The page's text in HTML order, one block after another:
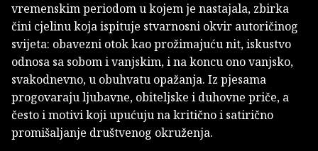
vremenskim periodom u kojem je nastajala, zbirka
čini cjelinu koja ispituje stvarnosni okvir autoričinog
svijeta: obavezni otok kao prožimajuću nit, iskustvo
odnosa sa sobom i vanjskim, i na koncu ono vanjsko,
svakodnevno, u obuhvatu opažanja. Iz pjesama
progovaraju ljubavne, obiteljske i duhovne priče, a
često i motivi koji upućuju na kritično i satirično
promišaljanje društvenog okruženja.